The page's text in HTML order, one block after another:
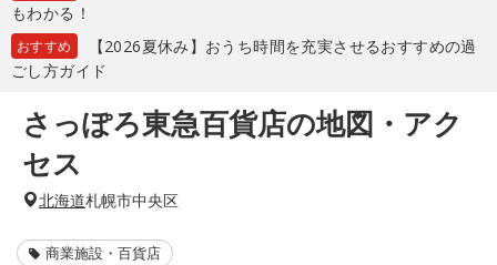
もわかる！
おすすめ
【2026夏休み】おうち時間を充実させるおすすめの過
ごし方ガイド
さっぽろ東急百貨店の地図・アク
セス
北海道札幌市中央区
商業施設・百貨店